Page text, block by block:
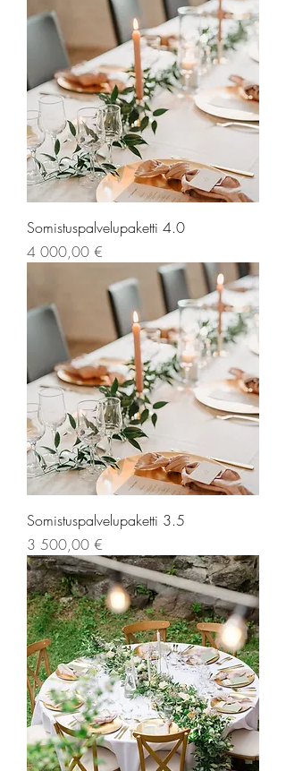
Somistuspalvelupaketti 4.0
Hinta
4 000,00 €
Somistuspalvelupaketti 3.5
Hinta
3 500,00 €